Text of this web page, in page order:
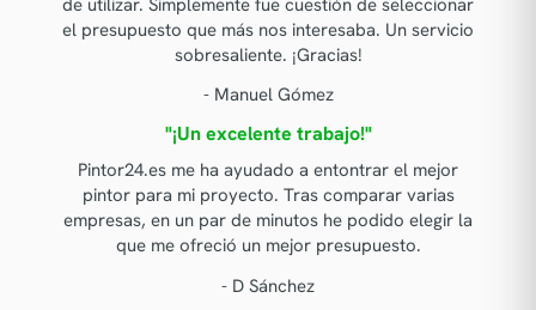
el presupuesto que más nos interesaba. Un servicio
sobresaliente. ¡Gracias!
- Manuel Gómez
"¡Un excelente trabajo!"
Pintor24.es me ha ayudado a entontrar el mejor
pintor para mi proyecto. Tras comparar varias
empresas, en un par de minutos he podido elegir la
que me ofreció un mejor presupuesto.
- D Sánchez